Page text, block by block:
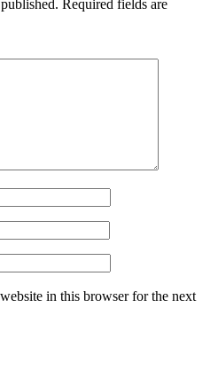
Required fields are
in this browser for the next